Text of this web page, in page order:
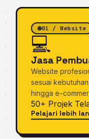
🌐01 / Website
💻
Jasa
Website
sesuai
hingga e-
50+ Projek
Pelajari lebih
tentang Jasa